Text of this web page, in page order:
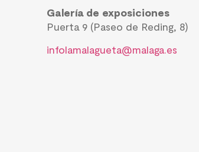
Galería de exposiciones
Puerta 9 (Paseo de Reding, 8)
infolamalagueta@malaga.es